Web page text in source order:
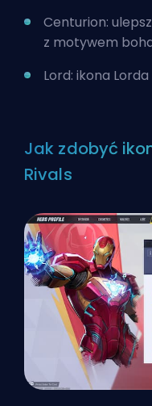
Centurion:
z motywem
Lord: ikona Lorda
Jak zdobyć
Rivals